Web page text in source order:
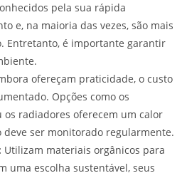
pela sua rápida
e, na maioria das vezes, são mais
Entretanto, é importante garantir
ofereçam praticidade, o custo
Opções como os
radiadores oferecem um calor
deve ser monitorado regularmente.
Utilizam materiais orgânicos para
uma escolha sustentável, seus